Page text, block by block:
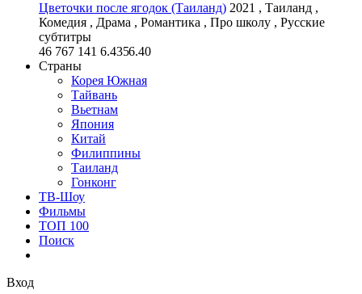
Цветочки после ягодок (Таиланд) 2021 , Таиланд ,
Комедия , Драма , Романтика , Про школу , Русские
субтитры
46 767 141 6.4356.40
Страны
Корея Южная
Тайвань
Вьетнам
Япония
Китай
Филиппины
Таиланд
Гонконг
ТВ-Шоу
Фильмы
ТОП 100
Поиск
Вход